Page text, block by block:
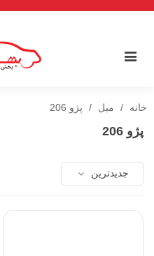
خانه / میل / پژو 206
پژو 206
جدیدترین